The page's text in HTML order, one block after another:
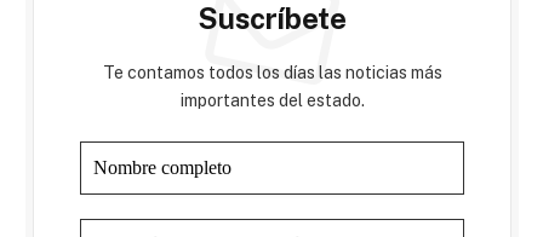
Suscríbete
Te contamos todos los días las noticias más
importantes del estado.